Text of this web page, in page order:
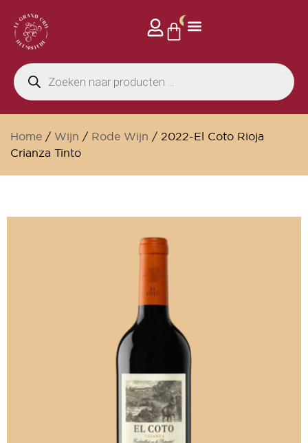
0
Home / Wijn / Rode Wijn / 2022-El Coto Rioja
Crianza Tinto